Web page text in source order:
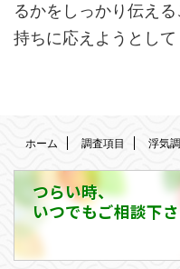
るかをしっかり伝え
持ちに応えようとして
ホーム 調査項目 浮気
つらい時、
いつでもご相談下